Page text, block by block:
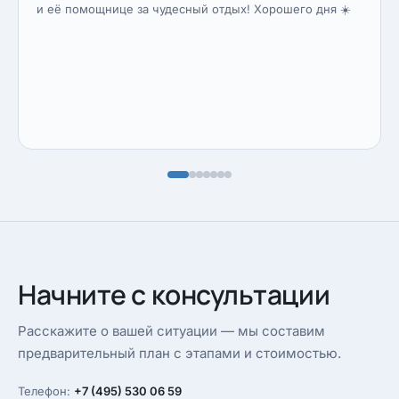
и её помощнице за чудесный отдых! Хорошего дня ☀️
Начните с консультации
Расскажите о вашей ситуации — мы составим
предварительный план с этапами и стоимостью.
Телефон: +7 (495) 530 06 59